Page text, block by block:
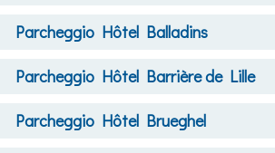
Parcheggio Hôtel Balladins
Parcheggio Hôtel Barrière de Lille
Parcheggio Hôtel Brueghel